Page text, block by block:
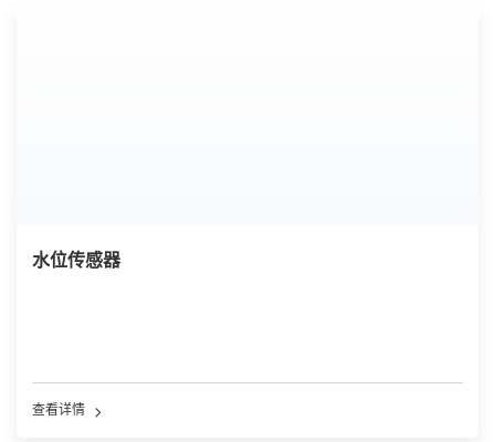
水位传感器
查看详情